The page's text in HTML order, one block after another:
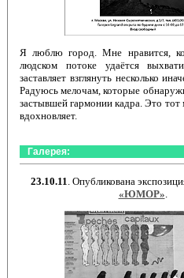
Я люблю город. Мне нравится,
людском потоке удаётся
заставляет взглянуть несколько
Радуюсь мелочам, которые
застывшей гармонии кадра. Это
вдохновляет.
Галерея:
23.10.11 . Опубликована
«ЮМОР»